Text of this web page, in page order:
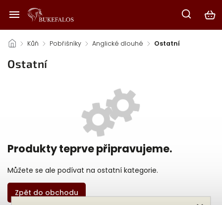
/ Kůň / Pobřišníky / Anglické dlouhé / Ostatní
Ostatní
Produkty teprve připravujeme.
Můžete se ale podívat na ostatní kategorie.
Zpět do obchodu